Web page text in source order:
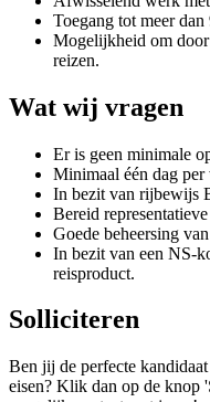
Toegang tot meer
Mogelijkheid om door
reizen.
Wat wij vragen
Er is geen minimale
Minimaal één dag per
In bezit van rijbewijs
Bereid
Goede beheersing
In bezit van een NS-
reisproduct.
Solliciteren
Ben jij de perfecte
eisen? Klik dan op de knop